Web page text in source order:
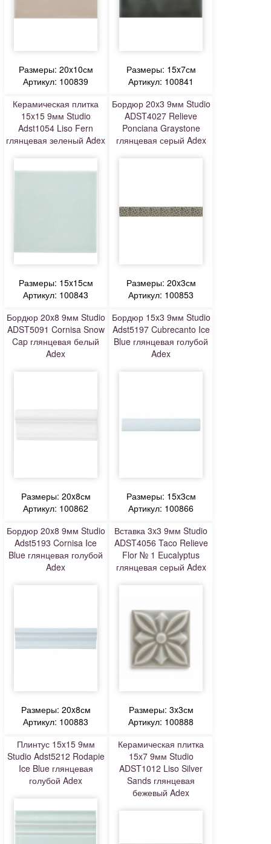
Размеры: 20x10см
Артикул: 100839
Размеры: 15x7см
Артикул: 100841
Керамическая плитка
15x15 9мм Studio
Adst1054 Liso Fern
глянцевая зеленый Adex
Размеры: 15x15см
Артикул: 100843
Бордюр 20x3 9мм Studio
ADST4027 Relieve
Ponciana Graystone
глянцевая серый Adex
Размеры: 20x3см
Артикул: 100853
Бордюр 20x8 9мм Studio
ADST5091 Cornisa Snow
Cap глянцевая белый
Adex
Размеры: 20x8см
Артикул: 100862
Бордюр 15x3 9мм Studio
Adst5197 Cubrecanto Ice
Blue глянцевая голубой
Adex
Размеры: 15x3см
Артикул: 100866
Бордюр 20x8 9мм Studio
Adst5193 Cornisa Ice
Blue глянцевая голубой
Adex
Размеры: 20x8см
Артикул: 100883
Вставка 3x3 9мм Studio
ADST4056 Taco Relieve
Flor № 1 Eucalyptus
глянцевая серый Adex
Размеры: 3x3см
Артикул: 100888
Плинтус 15x15 9мм
Studio Adst5212 Rodapie
Ice Blue глянцевая
голубой Adex
Керамическая плитка
15x7 9мм Studio
ADST1012 Liso Silver
Sands глянцевая
бежевый Adex